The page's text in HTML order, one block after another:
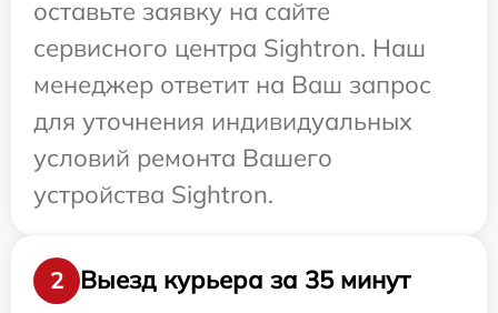
оставьте заявку на сайте
сервисного центра Sightron. Наш
менеджер ответит на Ваш запрос
для уточнения индивидуальных
условий ремонта Вашего
устройства Sightron.
2 Выезд курьера за 35 минут